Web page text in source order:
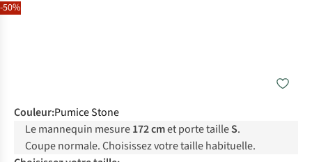
-50%
Couleur:Pumice Stone
Le mannequin mesure172 cmet porte tailleS.
Coupe normale. Choisissez votre taille habituelle.